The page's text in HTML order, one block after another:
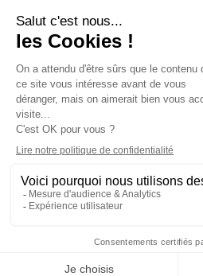
Contact
Estimez votre voiture
Mentions légales
CGU
Réalisé, hébergé et